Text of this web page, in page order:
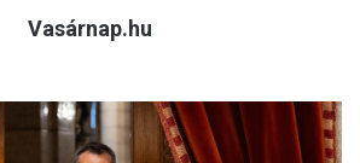
Vasárnap.hu